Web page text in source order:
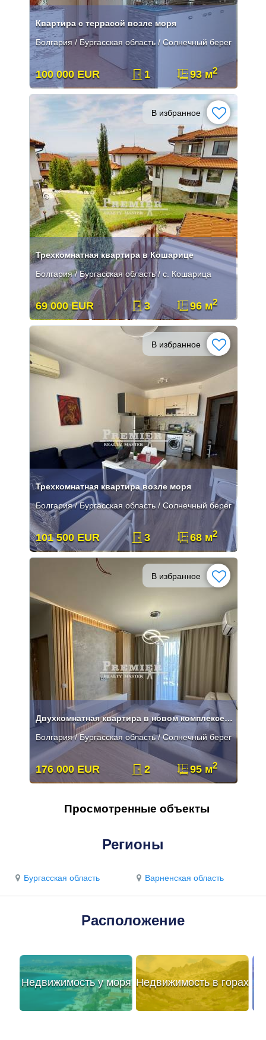
Квартира с террасой возле моря
Болгария / Бургасская область / Солнечный берег
100 000 EUR 1 93 м2
В избранное
Трехкомнатная квартира в Кошарице
Болгария / Бургасская область / с. Кошарица
69 000 EUR 3 96 м2
В избранное
Трехкомнатная квартира возле моря
Болгария / Бургасская область / Солнечный берег
101 500 EUR 3 68 м2
В избранное
Двухкомнатная квартира в новом комплексе. Качественное строительство
Болгария / Бургасская область / Солнечный берег
176 000 EUR 2 95 м2
Просмотренные объекты
Регионы
Бургасская область Варненская область
Расположение
Недвижимость у моря Недвижимость в горах